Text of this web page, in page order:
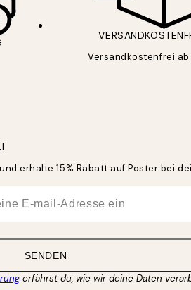
Versandkostenfrei
erhalte 15% Rabatt auf Poster bei
SENDEN
erfährst du, wie wir deine Daten